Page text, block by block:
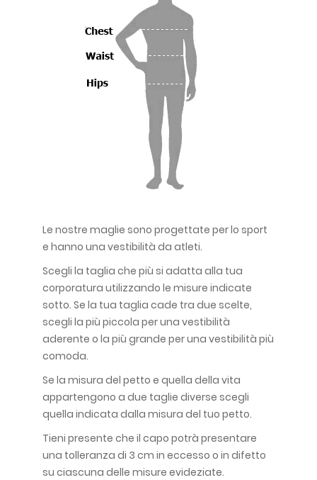
Le nostre maglie sono progettate per lo sport
e hanno una vestibilità da atleti.
Scegli la taglia che più si adatta alla tua
corporatura utilizzando le misure indicate
sotto. Se la tua taglia cade tra due scelte,
scegli la più piccola per una vestibilità
aderente o la più grande per una vestibilità più
comoda.
Se la misura del petto e quella della vita
appartengono a due taglie diverse scegli
quella indicata dalla misura del tuo petto.
Tieni presente che il capo potrà presentare
una tolleranza di 3 cm in eccesso o in difetto
su ciascuna delle misure evideziate.